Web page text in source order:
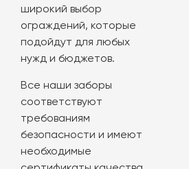
широкий выбор
ограждений, которые
подойдут для любых
нужд и бюджетов.
Все наши заборы
соответствуют
требованиям
безопасности и имеют
необходимые